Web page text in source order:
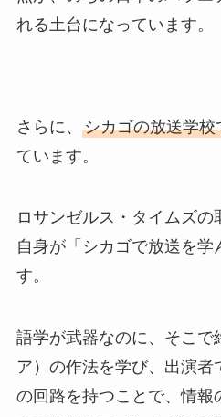
れる土台になっています。
さらに、 シカゴの放送学
ています。
ロサンゼルス・タイムズ
自身が「シカゴで放送を学
す。
語学が武器なのに、そこで
ア）の作法を学び、出演者
の回路を持つことで、情報